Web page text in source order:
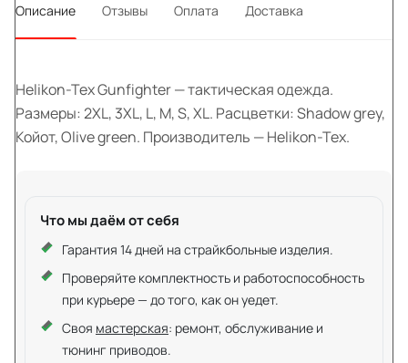
Описание Отзывы Оплата Доставка
Helikon-Tex Gunfighter — тактическая одежда.
Размеры: 2XL, 3XL, L, M, S, XL. Расцветки: Shadow grey,
Койот, Olive green. Производитель — Helikon-Tex.
Что мы даём от себя
Гарантия 14 дней на страйкбольные изделия.
Проверяйте комплектность и работоспособность
при курьере — до того, как он уедет.
Своя мастерская: ремонт, обслуживание и
тюнинг приводов.